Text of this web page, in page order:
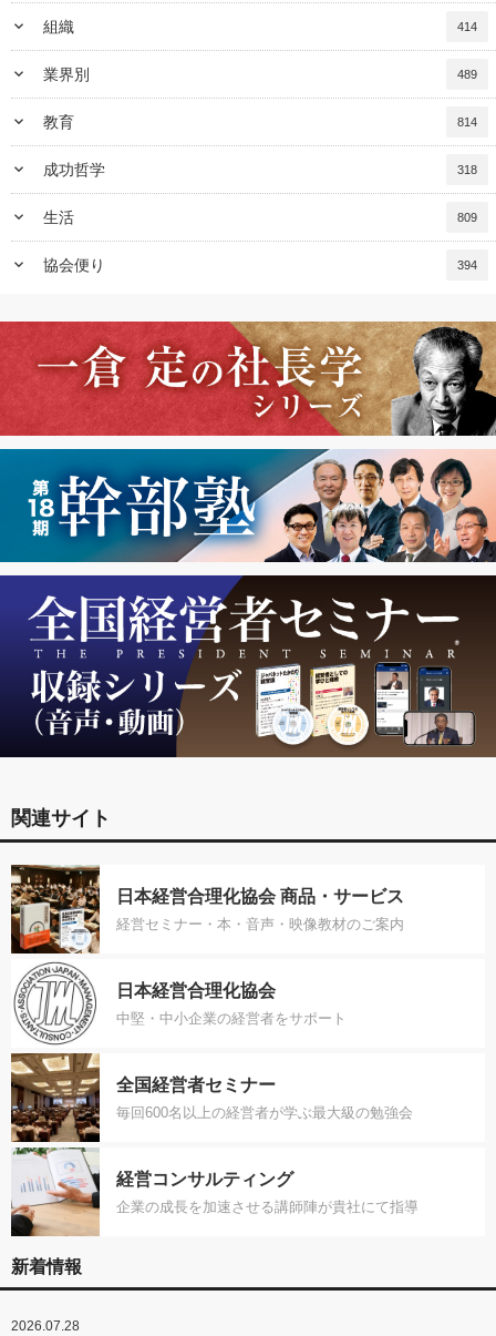
keyboard_arrow_down 組織 414
keyboard_arrow_down 業界別 489
keyboard_arrow_down 教育 814
keyboard_arrow_down 成功哲学 318
keyboard_arrow_down 生活 809
keyboard_arrow_down 協会便り 394
関連サイト
日本経営合理化協会 商品・サービス
経営セミナー・本・音声・映像教材のご案内
日本経営合理化協会
中堅・中小企業の経営者をサポート
全国経営者セミナー
毎回600名以上の経営者が学ぶ最大級の勉強会
経営コンサルティング
企業の成長を加速させる講師陣が貴社にて指導
新着情報
2026.07.28